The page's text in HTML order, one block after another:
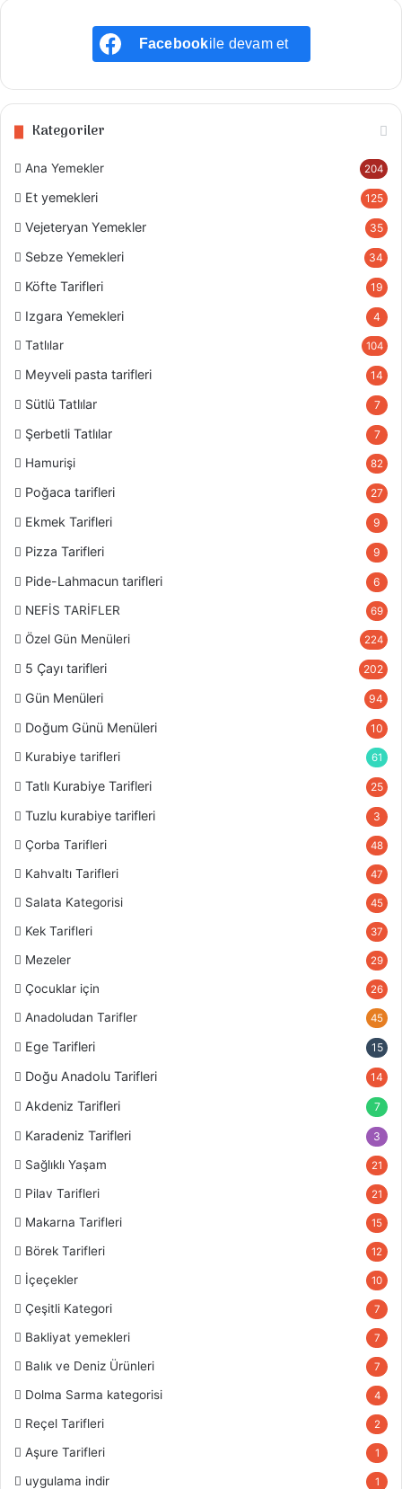
Facebookile devam et
Kategoriler
Ana Yemekler 204
Et yemekleri 125
Vejeteryan Yemekler 35
Sebze Yemekleri 34
Köfte Tarifleri 19
Izgara Yemekleri 4
Tatlılar 104
Meyveli pasta tarifleri 14
Sütlü Tatlılar 7
Şerbetli Tatlılar 7
Hamurişi 82
Poğaca tarifleri 27
Ekmek Tarifleri 9
Pizza Tarifleri 9
Pide-Lahmacun tarifleri 6
NEFİS TARİFLER 69
Özel Gün Menüleri 224
5 Çayı tarifleri 202
Gün Menüleri 94
Doğum Günü Menüleri 10
Kurabiye tarifleri 61
Tatlı Kurabiye Tarifleri 25
Tuzlu kurabiye tarifleri 3
Çorba Tarifleri 48
Kahvaltı Tarifleri 47
Salata Kategorisi 45
Kek Tarifleri 37
Mezeler 29
Çocuklar için 26
Anadoludan Tarifler 45
Ege Tarifleri 15
Doğu Anadolu Tarifleri 14
Akdeniz Tarifleri 7
Karadeniz Tarifleri 3
Sağlıklı Yaşam 21
Pilav Tarifleri 21
Makarna Tarifleri 15
Börek Tarifleri 12
İçeçekler 10
Çeşitli Kategori 7
Bakliyat yemekleri 7
Balık ve Deniz Ürünleri 7
Dolma Sarma kategorisi 4
Reçel Tarifleri 2
Aşure Tarifleri 1
uygulama indir 1